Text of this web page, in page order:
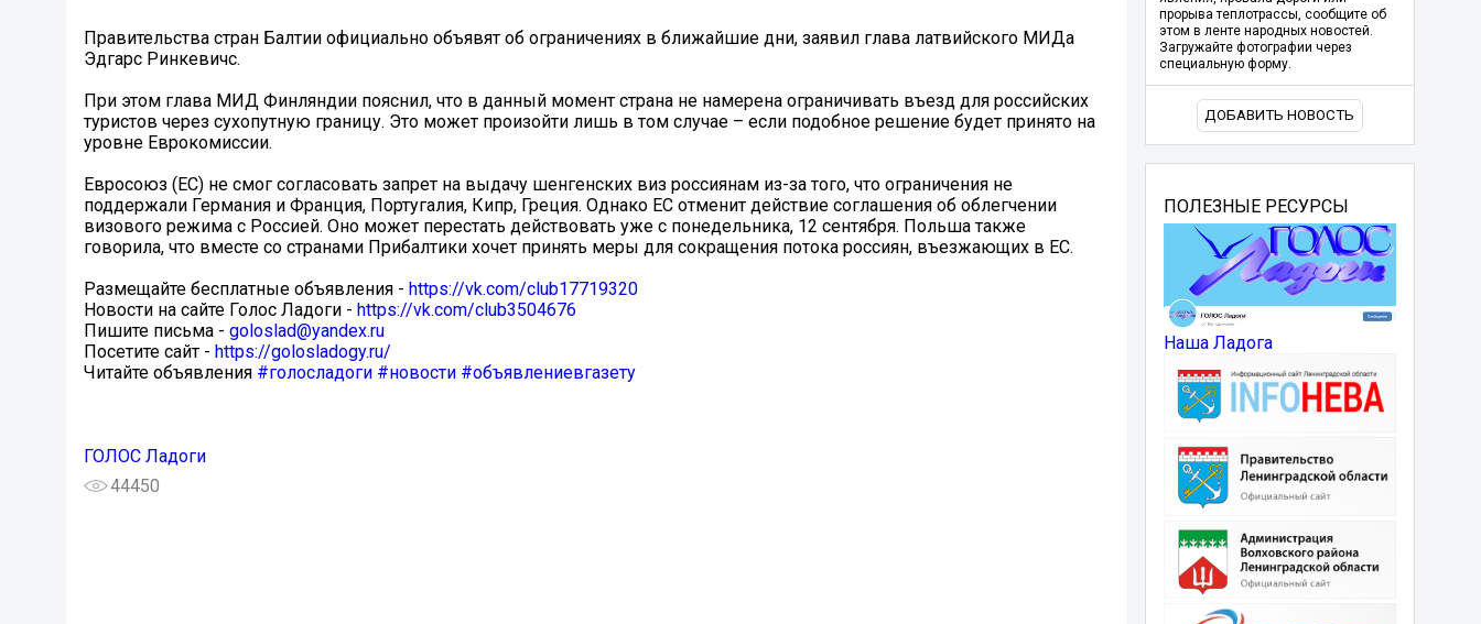
Правительства стран Балтии официально объявят об ограничениях в ближайшие дни, заявил глава латвийского МИДа
Эдгарс Ринкевичс.
При этом глава МИД Финляндии пояснил, что в данный момент страна не намерена ограничивать въезд для российских
туристов через сухопутную границу. Это может произойти лишь в том случае – если подобное решение будет принято на
уровне Еврокомиссии.
Евросоюз (ЕС) не смог согласовать запрет на выдачу шенгенских виз россиянам из-за того, что ограничения не
поддержали Германия и Франция, Португалия, Кипр, Греция. Однако ЕС отменит действие соглашения об облегчении
визового режима с Россией. Оно может перестать действовать уже с понедельника, 12 сентября. Польша также
говорила, что вместе со странами Прибалтики хочет принять меры для сокращения потока россиян, въезжающих в ЕС.
Размещайте бесплатные объявления - https://vk.com/club17719320
Новости на сайте Голос Ладоги - https://vk.com/club3504676
Пишите письма - goloslad@yandex.ru
Посетите сайт - https://golosladogy.ru/
Читайте объявления #голосладоги #новости #объявлениевгазету
ГОЛОС Ладоги
44450
прорыва теплотрассы, сообщите об
этом в ленте народных новостей.
Загружайте фотографии через
специальную форму.
ДОБАВИТЬ НОВОСТЬ
ПОЛЕЗНЫЕ РЕСУРСЫ
Наша Ладога